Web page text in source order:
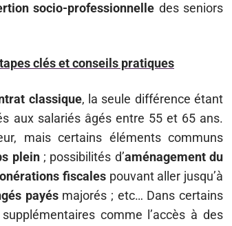
socio-professionnelle des seniors
clés et conseils pratiques
classique, la seule différence étant
aux salariés âgés entre 55 et 65 ans.
mais certains éléments communs
plein; possibilités d’aménagement du
fiscales pouvant aller jusqu’à
payésmajorés ; etc… Dans certains
comme l’accès à des